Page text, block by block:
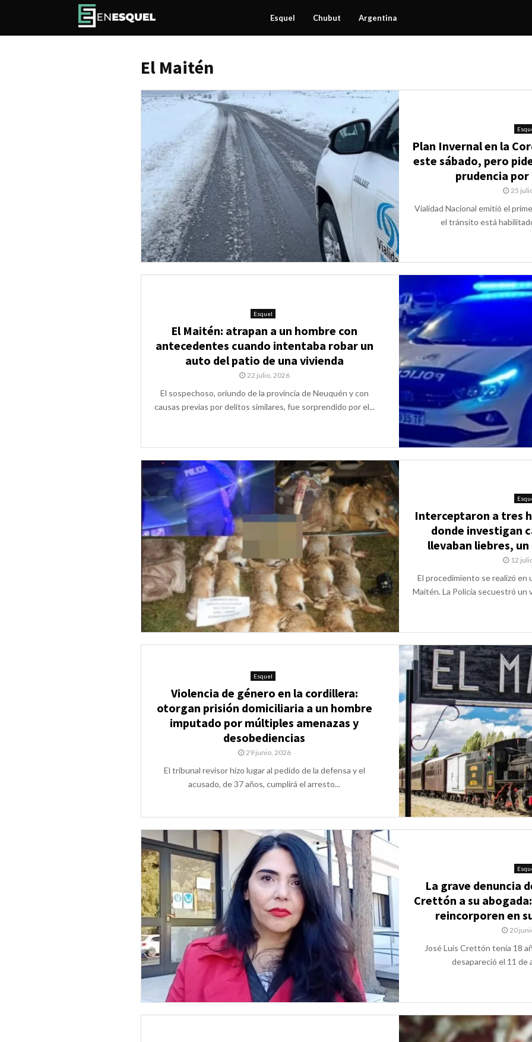
Esquel Chubut Argentina
El Maitén
Plan Invernal en la
este sábado, pero
prudencia
25
Vialidad Nacional emitió el
el tránsito está
Esquel
El Maitén: atrapan a un hombre con
antecedentes cuando intentaba robar un
auto del patio de una vivienda
22 julio, 2026
El sospechoso, oriundo de la provincia de Neuquén y con
causas previas por delitos similares, fue sorprendido por el...
Interceptaron a tres
donde investigan
llevaban liebres,
12
El procedimiento se realizó en
Maitén. La Policía secuestró un
Esquel
Violencia de género en la cordillera:
otorgan prisión domiciliaria a un hombre
imputado por múltiples amenazas y
desobediencias
29 junio, 2026
El tribunal revisor hizo lugar al pedido de la defensa y el
acusado, de 37 años, cumplirá el arresto...
La grave denuncia
Crettón a su
reincorporen en
20
José Luis Crettón tenía 18
desapareció el 11 de